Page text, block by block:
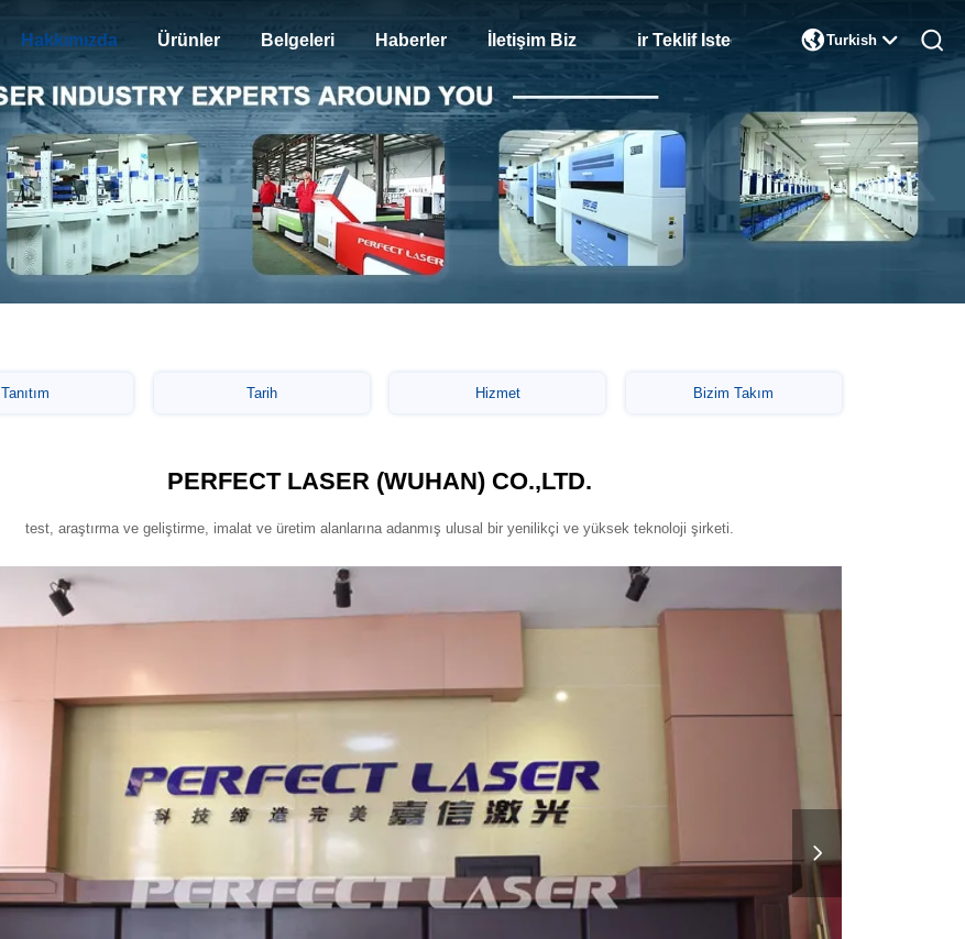
Hakkımızda Ürünler Belgeleri Haberler İletişim Biz Bir Teklif Isteği Turkish 
Tanıtım Tarih Hizmet Bizim Takım
PERFECT LASER (WUHAN) CO.,LTD.
test, araştırma ve geliştirme, imalat ve üretim alanlarına adanmış ulusal bir yenilikçi ve yüksek teknoloji şirketi.